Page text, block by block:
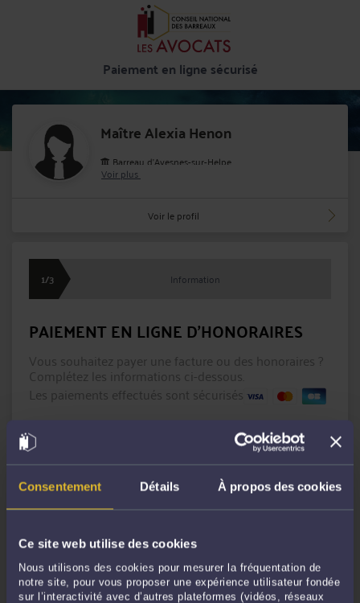
Consentement Détails À propos des cookies
Ce site web utilise des cookies
Nous utilisons des cookies pour mesurer la fréquentation de
notre site, pour vous proposer une expérience utilisateur fondée
sur l’interactivité avec d’autres plateformes (vidéos, réseaux
Paiement en ligne sécurisé
Maître Alexia Henon
Barreau d'Avesnes-sur-Helpe
2 Quai des Nerviens 59600 MAUBEUGE
Voir plus
Voir le profil
1/3 Information
PAIEMENT EN LIGNE D'HONORAIRES
Vous souhaitez payer une facture ou des honoraires ?
Complétez les informations ci-dessous.
Les paiements effectués sont sécurisés
Référence du paiement :
Message(facultatif)